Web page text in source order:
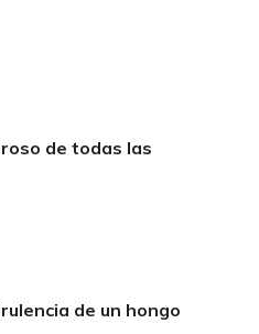
de todas las
de un hongo